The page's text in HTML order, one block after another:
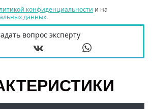
конфиденциальности и на
данных.
вопрос эксперту